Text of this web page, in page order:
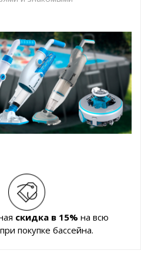
скидка в 15% на всю
покупке бассейна.